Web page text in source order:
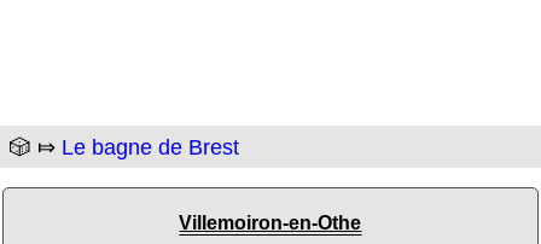
🎲 ⤇ Le bagne de Brest
Villemoiron-en-Othe